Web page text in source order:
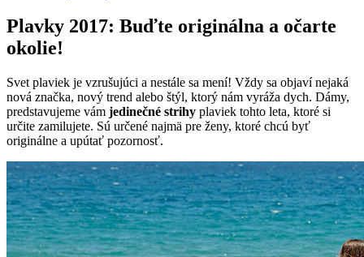
Plavky 2017: Buďte originálna a očarte
okolie!
Svet plaviek je vzrušujúci a nestále sa mení! Vždy sa objaví nejaká
nová značka, nový trend alebo štýl, ktorý nám vyráža dych. Dámy,
predstavujeme vám jedinečné strihy plaviek tohto leta, ktoré si
určite zamilujete. Sú určené najmä pre ženy, ktoré chcú byť
originálne a upútať pozornosť.